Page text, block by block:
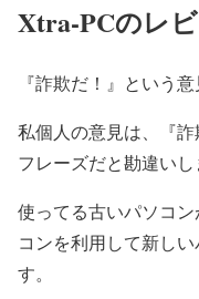
Xtra-PCのレ
『詐欺だ！』という
私個人の意見は、『
フレーズだと勘違いし
使ってる古いパソコ
コンを利用して新し
す。